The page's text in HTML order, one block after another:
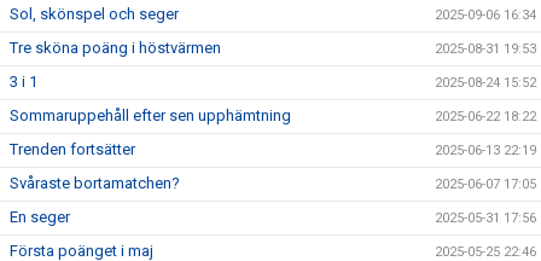
Sol, skönspel och seger 2025-09-06 16:34
Tre sköna poäng i höstvärmen 2025-08-31 19:53
3 i 1 2025-08-24 15:52
Sommaruppehåll efter sen upphämtning 2025-06-22 18:22
Trenden fortsätter 2025-06-13 22:19
Svåraste bortamatchen? 2025-06-07 17:05
En seger 2025-05-31 17:56
Första poänget i maj 2025-05-25 22:46